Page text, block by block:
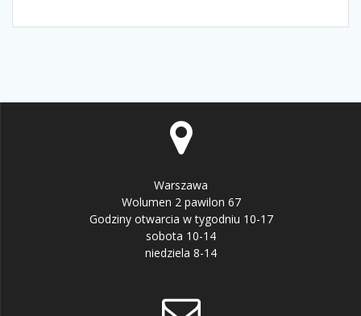
Warszawa
Wolumen 2 pawilon 67
Godziny otwarcia w tygodniu 10-17
sobota 10-14
niedziela 8-14